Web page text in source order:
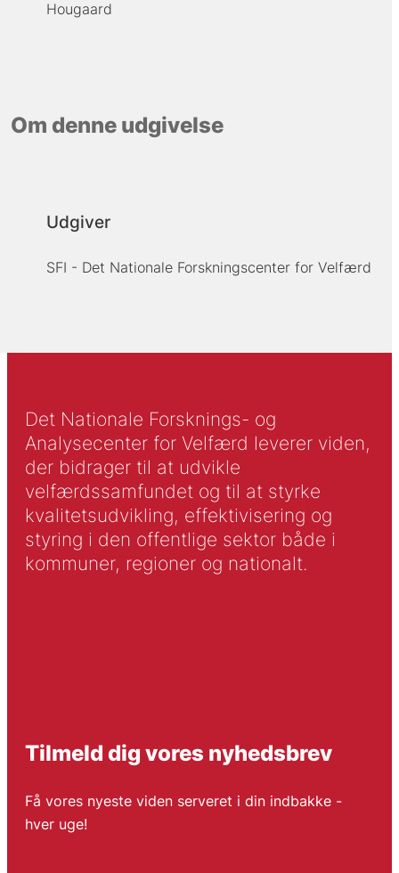
Hougaard
Om denne udgivelse
Udgiver
SFI - Det Nationale Forskningscenter for Velfærd
Det Nationale Forsknings- og
Analysecenter for Velfærd leverer viden,
der bidrager til at udvikle
velfærdssamfundet og til at styrke
kvalitetsudvikling, effektivisering og
styring i den offentlige sektor både i
kommuner, regioner og nationalt.
Tilmeld dig vores nyhedsbrev
Få vores nyeste viden serveret i din indbakke -
hver uge!